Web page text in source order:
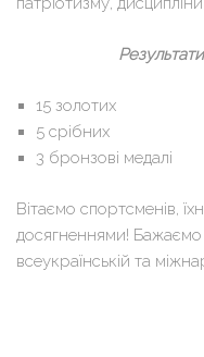
15 золотих
5 срібних
3 бронзові медалі
Вітаємо спортсменів,
досягненнями!
всеукраїнській та